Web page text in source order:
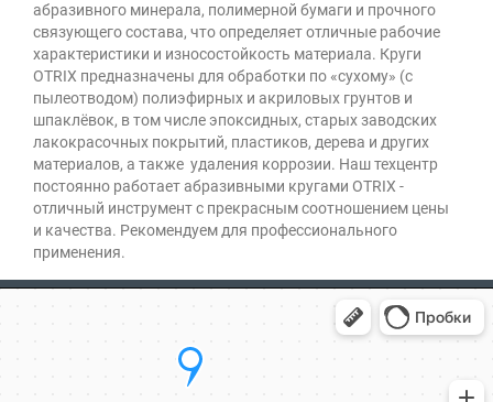
абразивного минерала, полимерной бумаги и прочного
связующего состава, что определяет отличные рабочие
характеристики и износостойкость материала. Круги
OTRIX предназначены для обработки по «сухому» (с
пылеотводом) полиэфирных и акриловых грунтов и
шпаклёвок, в том числе эпоксидных, старых заводских
лакокрасочных покрытий, пластиков, дерева и других
материалов, а также удаления коррозии. Наш техцентр
постоянно работает абразивными кругами OTRIX -
отличный инструмент с прекрасным соотношением цены
и качества. Рекомендуем для профессионального
применения.